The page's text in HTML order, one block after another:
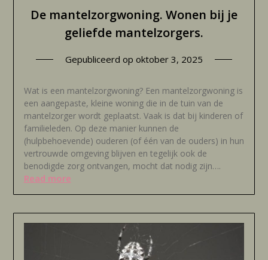
De mantelzorgwoning. Wonen bij je
geliefde mantelzorgers.
Gepubliceerd op oktober 3, 2025
Wat is een mantelzorgwoning? Een mantelzorgwoning is
een aangepaste, kleine woning die in de tuin van de
mantelzorger wordt geplaatst. Vaak is dat bij kinderen of
familieleden. Op deze manier kunnen de
(hulpbehoevende) ouderen (of één van de ouders) in hun
vertrouwde omgeving blijven en tegelijk ook de
benodigde zorg ontvangen, mocht dat nodig zijn….
Read more